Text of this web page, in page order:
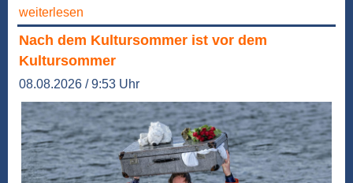
weiterlesen
Nach dem Kultursommer ist vor dem
Kultursommer
08.08.2026 / 9:53 Uhr